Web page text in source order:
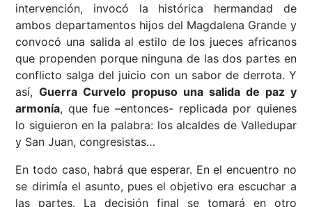
intervención, invocó la histórica hermandad de
ambos departamentos hijos del Magdalena Grande y
convocó una salida al estilo de los jueces africanos
que propenden porque ninguna de las dos partes en
conflicto salga del juicio con un sabor de derrota. Y
así,Guerra Curvelo propuso una salida de paz y
armonía, que fue –entonces- replicada por quienes
lo siguieron en la palabra: los alcaldes de Valledupar
y San Juan, congresistas…
En todo caso, habrá que esperar. En el encuentro no
se dirimía el asunto, pues el objetivo era escuchar a
las partes. La decisión final se tomará en otro